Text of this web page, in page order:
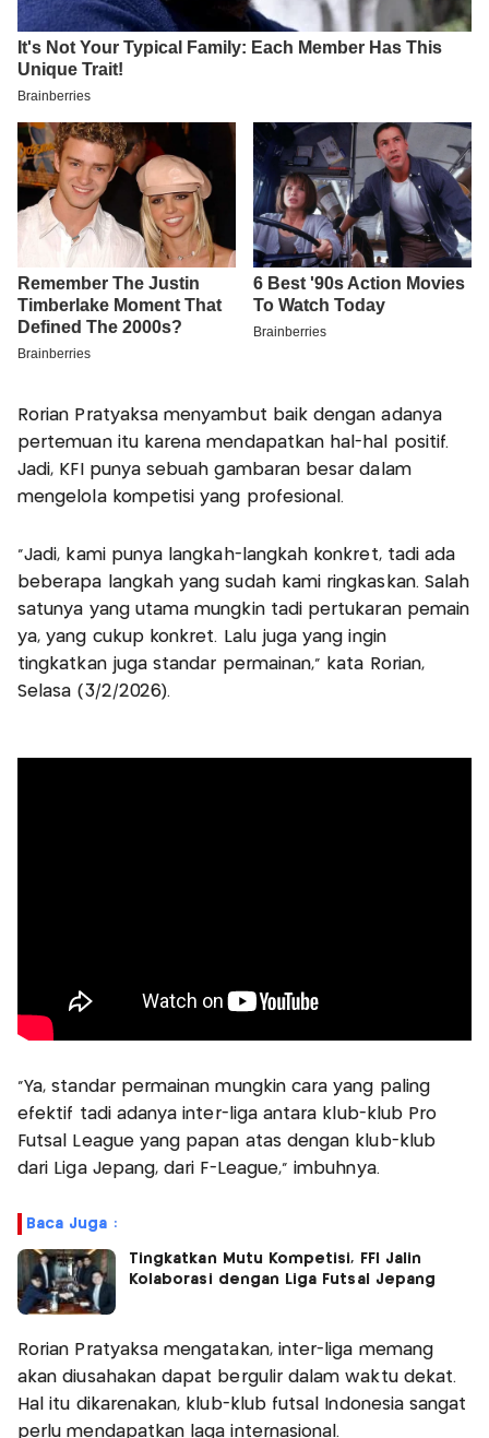
Rorian Pratyaksa menyambut baik dengan adanya
pertemuan itu karena mendapatkan hal-hal positif.
Jadi, KFI punya sebuah gambaran besar dalam
mengelola kompetisi yang profesional.
"Jadi, kami punya langkah-langkah konkret, tadi ada
beberapa langkah yang sudah kami ringkaskan. Salah
satunya yang utama mungkin tadi pertukaran pemain
ya, yang cukup konkret. Lalu juga yang ingin
tingkatkan juga standar permainan," kata Rorian,
Selasa (3/2/2026).
"Ya, standar permainan mungkin cara yang paling
efektif tadi adanya inter-liga antara klub-klub Pro
Futsal League yang papan atas dengan klub-klub
dari Liga Jepang, dari F-League," imbuhnya.
Baca Juga :
Tingkatkan Mutu Kompetisi, FFI Jalin
Kolaborasi dengan Liga Futsal Jepang
Rorian Pratyaksa mengatakan, inter-liga memang
akan diusahakan dapat bergulir dalam waktu dekat.
Hal itu dikarenakan, klub-klub futsal Indonesia sangat
perlu mendapatkan laga internasional.